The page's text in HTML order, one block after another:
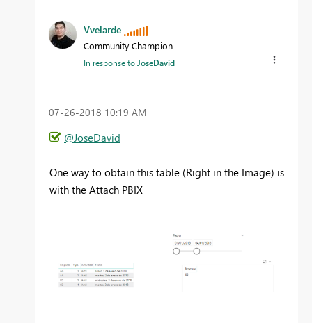
Vvelarde
Community Champion
In response to JoseDavid
‎07-26-2018 10:19 AM
@JoseDavid
One way to obtain this table (Right in the Image) is
with the Attach PBIX